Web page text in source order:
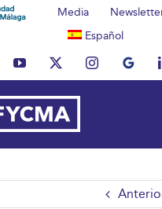
Media
Español
YouTubeX Instagram